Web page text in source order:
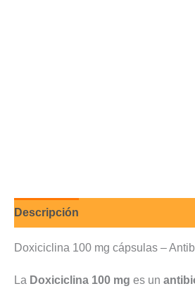
Descripción
Doxiciclina 100 mg cápsulas –
La Doxiciclina 100 mg es un